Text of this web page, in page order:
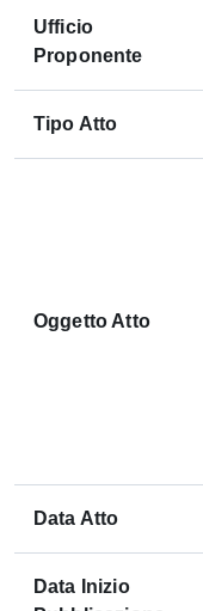
Ufficio
Proponente
Tipo Atto
Oggetto Atto
Data Atto
Data Inizio